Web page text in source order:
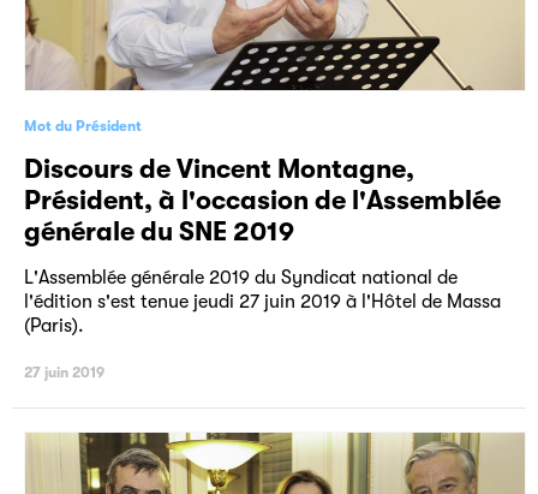
Mot du Président
Discours de Vincent Montagne,
Président, à l'occasion de l'Assemblée
générale du SNE 2019
L'Assemblée générale 2019 du Syndicat national de
l'édition s'est tenue jeudi 27 juin 2019 à l'Hôtel de Massa
(Paris).
27 juin 2019